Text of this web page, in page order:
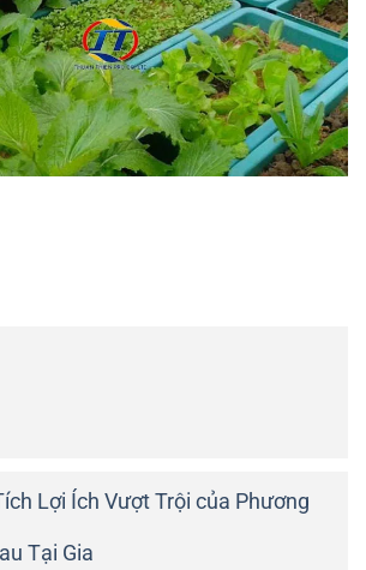
Lợi Ích Vượt Trội của Phương
Tại Gia